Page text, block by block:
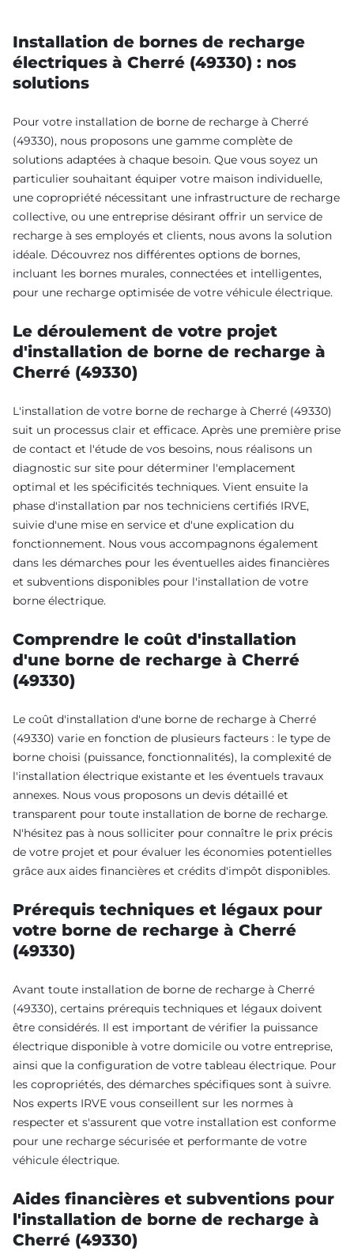
Installation de bornes de recharge
électriques à Cherré (49330) : nos
solutions
Pour votre installation de borne de recharge à Cherré
(49330), nous proposons une gamme complète de
solutions adaptées à chaque besoin. Que vous soyez un
particulier souhaitant équiper votre maison individuelle,
une copropriété nécessitant une infrastructure de recharge
collective, ou une entreprise désirant offrir un service de
recharge à ses employés et clients, nous avons la solution
idéale. Découvrez nos différentes options de bornes,
incluant les bornes murales, connectées et intelligentes,
pour une recharge optimisée de votre véhicule électrique.
Le déroulement de votre projet
d'installation de borne de recharge à
Cherré (49330)
L'installation de votre borne de recharge à Cherré (49330)
suit un processus clair et efficace. Après une première prise
de contact et l'étude de vos besoins, nous réalisons un
diagnostic sur site pour déterminer l'emplacement
optimal et les spécificités techniques. Vient ensuite la
phase d'installation par nos techniciens certifiés IRVE,
suivie d'une mise en service et d'une explication du
fonctionnement. Nous vous accompagnons également
dans les démarches pour les éventuelles aides financières
et subventions disponibles pour l'installation de votre
borne électrique.
Comprendre le coût d'installation
d'une borne de recharge à Cherré
(49330)
Le coût d'installation d'une borne de recharge à Cherré
(49330) varie en fonction de plusieurs facteurs : le type de
borne choisi (puissance, fonctionnalités), la complexité de
l'installation électrique existante et les éventuels travaux
annexes. Nous vous proposons un devis détaillé et
transparent pour toute installation de borne de recharge.
N'hésitez pas à nous solliciter pour connaître le prix précis
de votre projet et pour évaluer les économies potentielles
grâce aux aides financières et crédits d'impôt disponibles.
Prérequis techniques et légaux pour
votre borne de recharge à Cherré
(49330)
Avant toute installation de borne de recharge à Cherré
(49330), certains prérequis techniques et légaux doivent
être considérés. Il est important de vérifier la puissance
électrique disponible à votre domicile ou votre entreprise,
ainsi que la configuration de votre tableau électrique. Pour
les copropriétés, des démarches spécifiques sont à suivre.
Nos experts IRVE vous conseillent sur les normes à
respecter et s'assurent que votre installation est conforme
pour une recharge sécurisée et performante de votre
véhicule électrique.
Aides financières et subventions pour
l'installation de borne de recharge à
Cherré (49330)